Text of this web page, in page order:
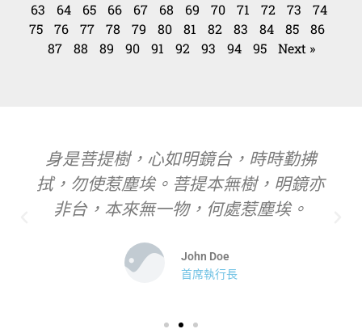
63
64 65 66 67 68 69 70 71 72 73
74
75
76 77 78 79 80 81 82 83 84 85
86
87
88 89 90 91 92 93 94 95 Next »
身是菩提樹，心如明鏡台，時時勤拂
拭，勿使惹塵埃。菩提本無樹，明鏡亦
非台，本來無一物，何處惹塵埃。
John Doe
首席執行長